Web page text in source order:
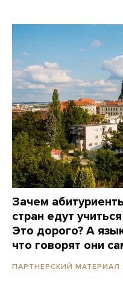
Зачем
стран едут
Это дорого? А
что говорят они
ПАРТНЕРСКИЙ МАТЕРИАЛ